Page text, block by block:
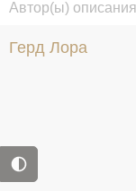
Автор(ы) описания
Герд Лора